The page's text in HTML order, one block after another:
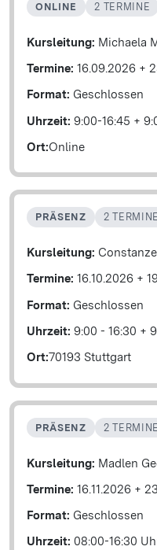
ONLINE 2 TERMINE
Kursleitung: Michaela
Termine: 16.09.2026 +
Format: Geschlossen
Uhrzeit: 9:00-16:45 +
Ort:Online
PRÄSENZ 2 TERMINE
Kursleitung:
Termine: 16.10.2026 +
Format: Geschlossen
Uhrzeit: 9:00 - 16:30 +
Ort:70193 Stuttgart
PRÄSENZ 2 TERMINE
Kursleitung: Madlen
Termine: 16.11.2026 +
Format: Geschlossen
Uhrzeit: 08:00-16:30